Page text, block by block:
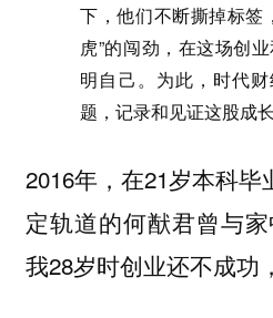
下，他们不断撕掉标签
虎”的闯劲，在这场创
明自己。为此，时代
题，记录和见证这股成
2016年，在21岁本科
定轨道的何猷君曾与
我28岁时创业还不成功